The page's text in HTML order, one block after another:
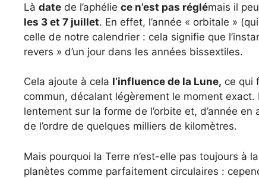
Là date de l’aphélie ce n’est pas réglémais il
les 3 et 7 juillet. En effet, l’année « orbitale »
celle de notre calendrier : cela signifie que
revers » d’un jour dans les années bissextiles.
Cela ajoute à cela l’influence de la Lune, ce qui
commun, décalant légèrement le moment
lentement sur la forme de l’orbite et, d’année
de l’ordre de quelques milliers de kilomètres.
Mais pourquoi la Terre n’est-elle pas toujours à
planètes comme parfaitement circulaires :